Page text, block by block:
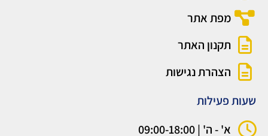
מפת אתר
תקנון האתר
הצהרת נגישות
שעות פעילות
א' - ה' | 09:00-18:00